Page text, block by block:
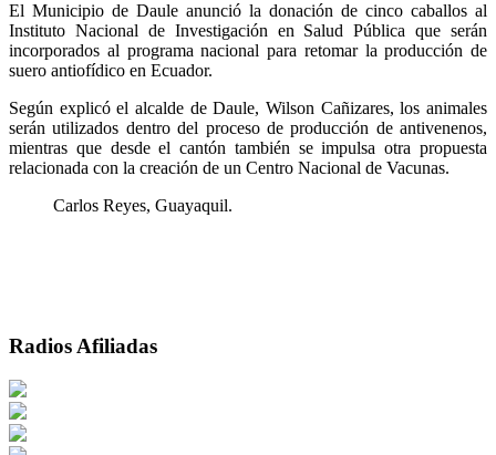
El Municipio de Daule anunció la donación de cinco caballos al
Instituto Nacional de Investigación en Salud Pública que serán
incorporados al programa nacional para retomar la producción de
suero antiofídico en Ecuador.
Según explicó el alcalde de Daule, Wilson Cañizares, los animales
serán utilizados dentro del proceso de producción de antivenenos,
mientras que desde el cantón también se impulsa otra propuesta
relacionada con la creación de un Centro Nacional de Vacunas.
Carlos Reyes, Guayaquil.
Radios Afiliadas